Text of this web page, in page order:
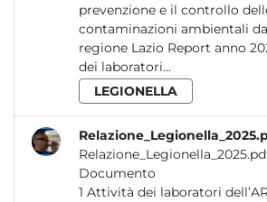
prevenzione e il controllo delle
contaminazioni ambientali da Legionella nella
regione Lazio Report anno 2023 2024 Attività
dei laboratori...
LEGIONELLA
Documento
1 Attività dei laboratori dell’ARPA Lazio per la